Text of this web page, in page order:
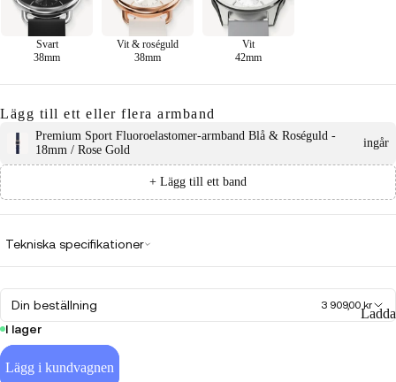
Svart
38mm
Vit & roséguld
38mm
Vit
42mm
Lägg till ett eller flera armband
Premium Sport Fluoroelastomer-armband Blå & Roséguld -
18mm / Rose Gold
ingår
+ Lägg till ett band
Tekniska specifikationer
Din beställning 3 909,00 kr
I lager
Lägg i kundvagnen